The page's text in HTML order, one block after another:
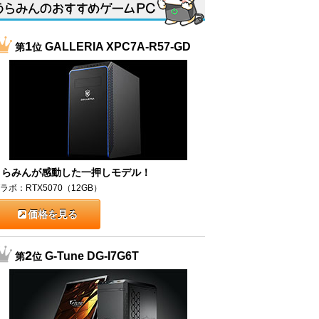
第1位GALLERIA XPC7A-R57-GD
みんが感動した一押しモデル！
ボ：RTX5070（12GB）
価格を見る
第2位G-Tune DG-I7G6T